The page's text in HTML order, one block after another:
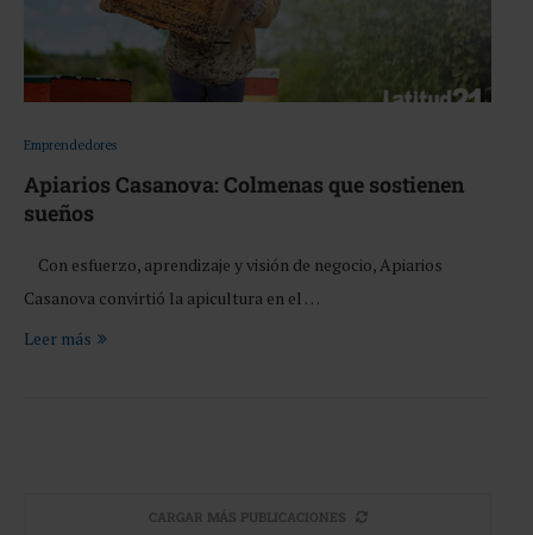
Emprendedores
Apiarios Casanova: Colmenas que sostienen
sueños
Con esfuerzo, aprendizaje y visión de negocio, Apiarios
Casanova convirtió la apicultura en el …
Leer más
CARGAR MÁS PUBLICACIONES